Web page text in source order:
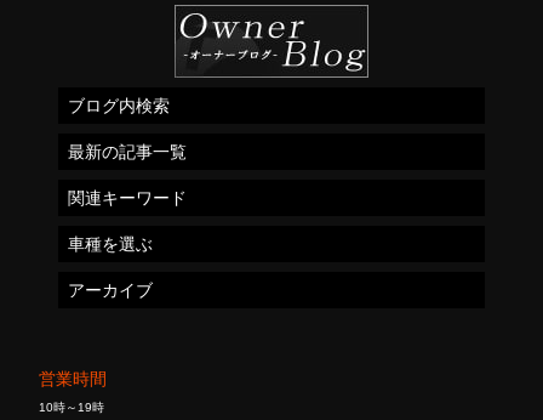
営業時間
10時～19時
ブログ内検索
最新の記事一覧
関連キーワード
車種を選ぶ
アーカイブ